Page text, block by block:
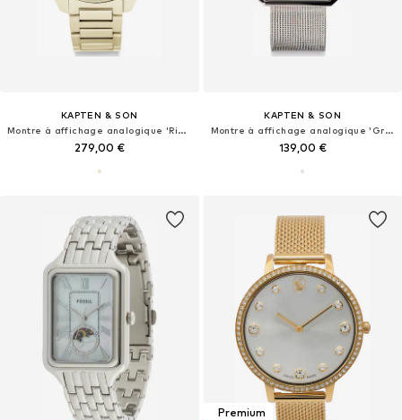
KAPTEN & SON
Montre à affichage analogique 'Rise Small Light Gold Cream Steel'
279,00 €
KAPTEN & SON
Montre à affichage analogique 'Grace Silver Mesh'
139,00 €
Premium